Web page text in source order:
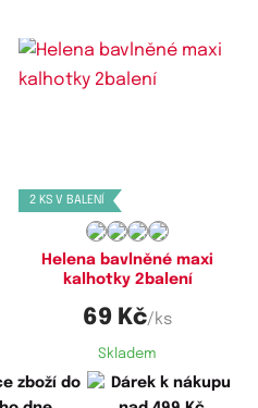
2 KS V BALENÍ
Helena bavlněné maxi
kalhotky 2balení
69 Kč/ks
Skladem